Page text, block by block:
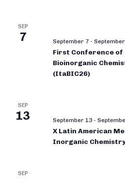
SEP
7 September 7 -
First Conference
Bioinorganic
(ItaBIC26)
SEP
13 September 13 -
X Latin American
Inorganic
SEP